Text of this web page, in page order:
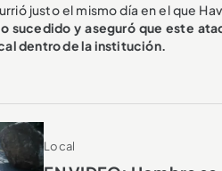
justo el mismo día en el que
sucedido y aseguró que este
dentro de la institución.
Local